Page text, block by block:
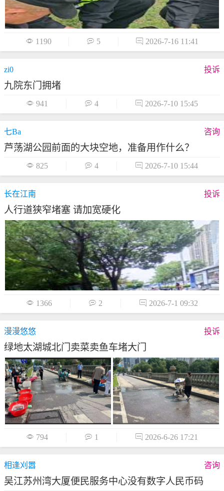
 1190  5  2026-7-16 11:41
zi0 投诉
九院东门拥堵
 941  4  2026-7-10 15:45
七Ba 咨询
芦荡湖公园前面的大块空地，准备用作什么？
 825  4  2026-7-10 15:44
长在江南 投诉
人行道狭窄堵塞 请加宽硬化
 1366  2  2026-7-1 09:32
漫漫悠悠 投诉
绿地太湖城北门卖菜卖鱼车堵大门
 794  1  2026-6-26 17:21
相逢刈嚣 咨询
吴江苏州湾大厦便民服务中心没有数字人民币码